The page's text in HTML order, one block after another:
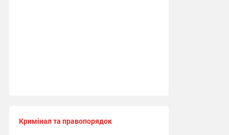
Кримінал та правопорядок